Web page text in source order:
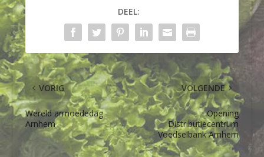
DEEL:
VORIG
Wereld armoededag
Arnhem
VOLGENDE
Opening
Distributiecentrum
Voedselbank Arnhem